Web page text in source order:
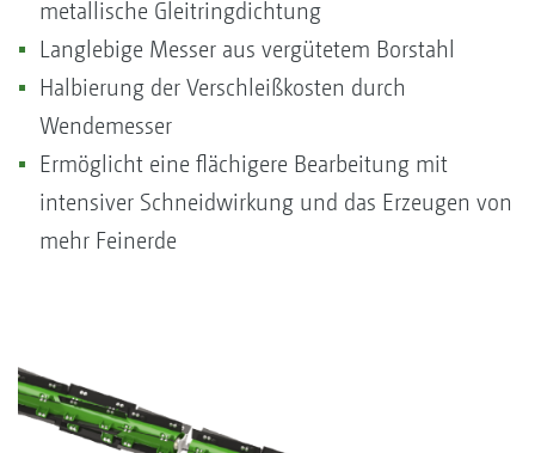
metallische Gleitringdichtung
Langlebige Messer aus vergütetem Borstahl
Halbierung der Verschleißkosten durch
Wendemesser
Ermöglicht eine flächigere Bearbeitung mit
intensiver Schneidwirkung und das Erzeugen von
mehr Feinerde